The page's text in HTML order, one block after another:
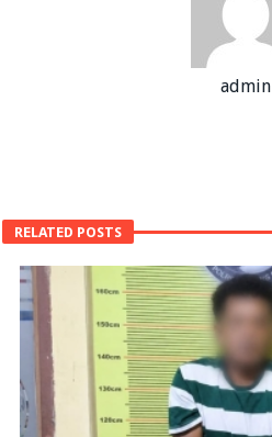
admin
RELATED POSTS